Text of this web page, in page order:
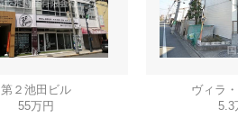
第２池田ビル
55万円
ヴィラ
5.3